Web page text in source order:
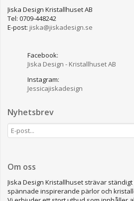
Jiska Design Kristallhuset AB
Tel: 0709-448242
E-post: jiska@jiskadesign.se
Facebook:
Jiska Design - Kristallhuset AB
Instagram:
Jessicajiskadesign
Nyhetsbrev
Om oss
Jiska Design Kristallhuset strävar
spännade inspirerande pärlor och